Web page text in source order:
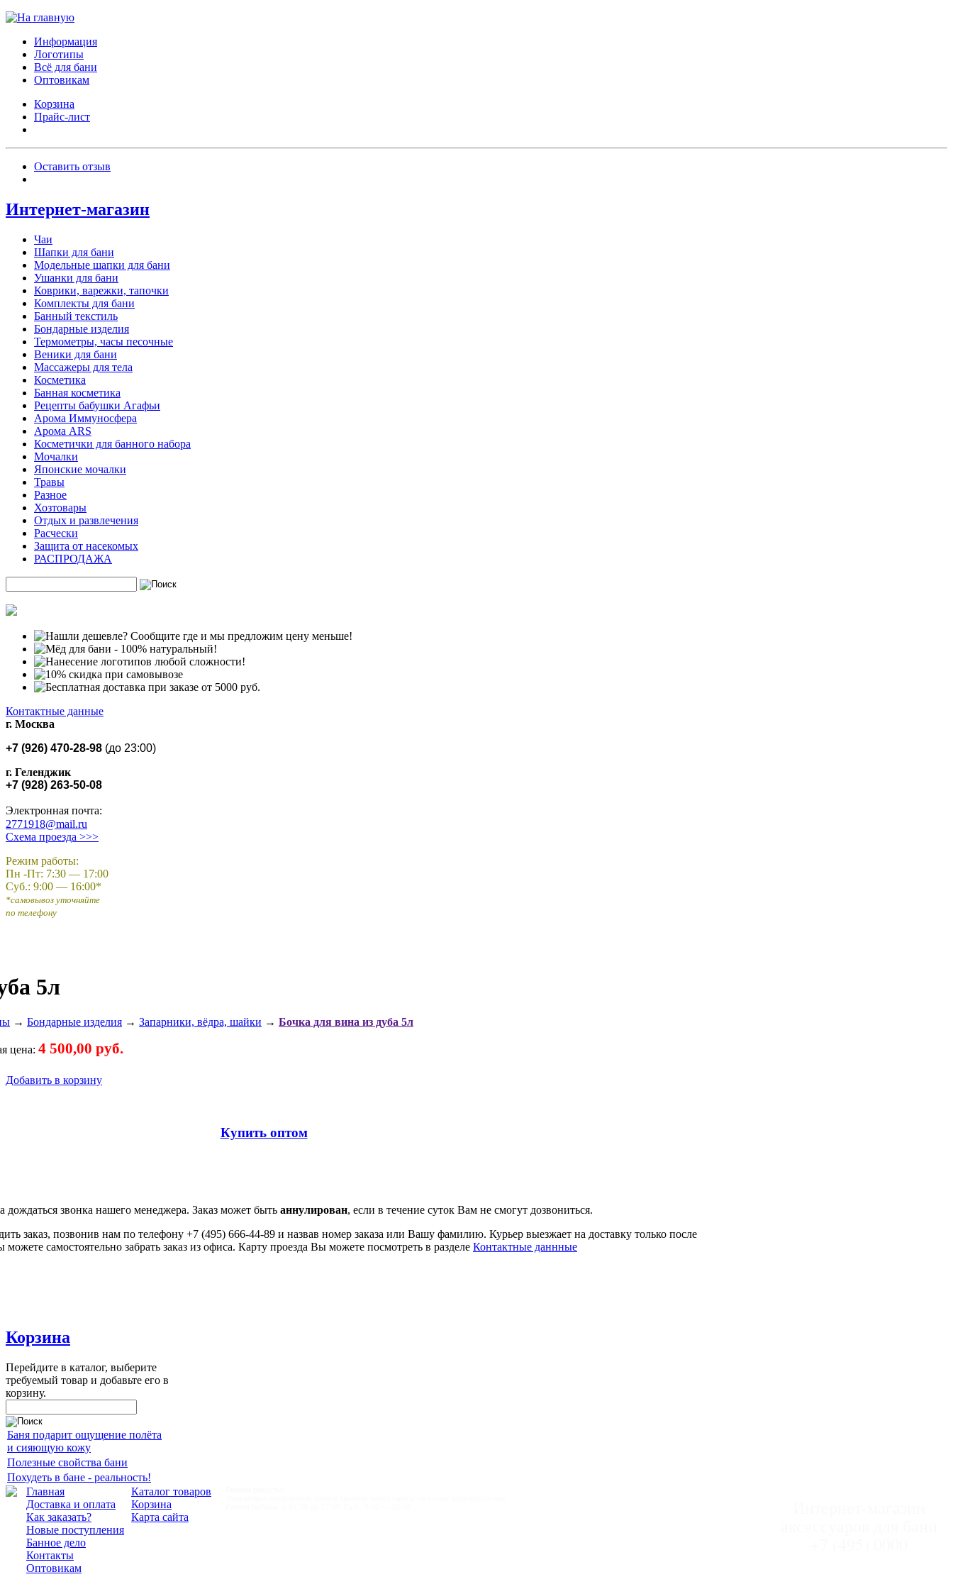
Информация
Логотипы
Всё для бани
Оптовикам
Корзина
Прайс-лист
Оставить отзыв
Интернет-магазин
Чаи
Шапки для бани
Модельные шапки для бани
Ушанки для бани
Коврики, варежки, тапочки
Комплекты для бани
Банный текстиль
Бондарные изделия
Термометры, часы песочные
Веники для бани
Массажеры для тела
Косметика
Банная косметика
Рецепты бабушки Агафьи
Арома Иммуносфера
Арома ARS
Косметички для банного набора
Мочалки
Японские мочалки
Травы
Разное
Хозтовары
Отдых и развлечения
Расчески
Защита от насекомых
РАСПРОДАЖА
Контактные данные
г. Москва
+7 (926) 470-28-98 (до 23:00)
г. Геленджик
+7 (928) 263-50-08
Электронная почта:
2771918@mail.ru
Схема проезда >>>
Режим работы:
Пн -Пт: 7:30 — 17:00
Суб.: 9:00 — 16:00*
*самовывоз уточняйте
по телефону
5л
→ Бондарные изделия → Запарники, вёдра, шайки → Бочка для вина из дуба 5л
цена: 4 500,00 руб.
Добавить в корзину
Купить оптом
дождаться звонка нашего менеджера. Заказ может быть аннулирован, если в течение суток Вам не смогут дозвониться.
заказ, позвонив нам по телефону +7 (495) 666-44-89 и назвав номер заказа или Вашу фамилию. Курьер выезжает на доставку только после
самостоятельно забрать заказ из офиса. Карту проезда Вы можете посмотреть в разделе Контактные даннные
Корзина
Перейдите в каталог, выберите
требуемый товар и добавьте его в
корзину.
Баня подарит ощущение полёта
и сияющую кожу
Полезные свойства бани
Похудеть в бане - реальность!
Главная
Доставка и оплата
Как заказать?
Новые поступления
Банное дело
Контакты
Оптовикам
Каталог товаров
Корзина
Карта сайта